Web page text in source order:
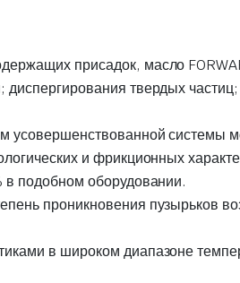
присадок, масло
твердых
системы
и фрикционных
в подобном оборудовании.
проникновения пузырьков
в широком диапазоне